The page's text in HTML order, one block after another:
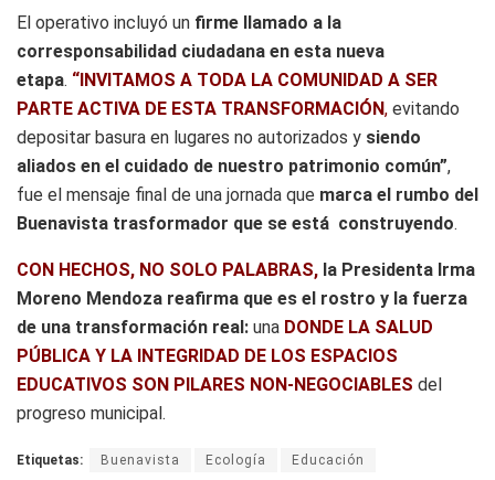
El operativo incluyó un firme llamado a la
corresponsabilidad ciudadana en esta nueva
etapa. “INVITAMOS A TODA LA COMUNIDAD A SER
PARTE ACTIVA DE ESTA TRANSFORMACIÓN, evitando
depositar basura en lugares no autorizados y siendo
aliados en el cuidado de nuestro patrimonio común”,
fue el mensaje final de una jornada que marca el rumbo del
Buenavista trasformador que se está construyendo.
CON HECHOS, NO SOLO PALABRAS, la Presidenta Irma
Moreno Mendoza reafirma que es el rostro y la fuerza
de una transformación real: una DONDE LA SALUD
PÚBLICA Y LA INTEGRIDAD DE LOS ESPACIOS
EDUCATIVOS SON PILARES NON-NEGOCIABLES del
progreso municipal.
Etiquetas: Buenavista Ecología Educación